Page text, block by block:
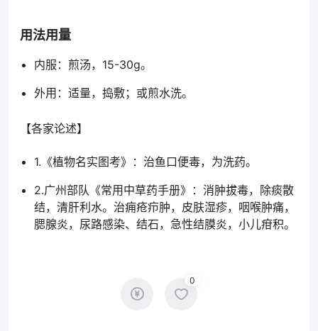
用法用量
内服：煎汤，15-30g。
外用：适量，捣敷；或煎水洗。
【各家论述】
1.《植物名实图考》：治鱼口便毒，为洗药。
2.广州部队《常用中草药手册》：消肿拔毒，除痰散
结，清肝利水。治痈疮疖肿，皮肤湿疹，咽喉肿痛，
腮腺炎，尿路感染、结石，急性结膜炎，小儿疳积。
0